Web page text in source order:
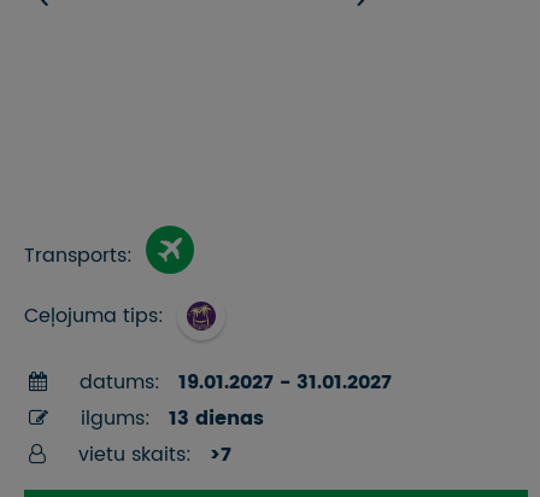
Transports:
Ceļojuma tips:
datums:
19.01.2027 - 31.01.2027
ilgums:
13 dienas
vietu skaits:
>7